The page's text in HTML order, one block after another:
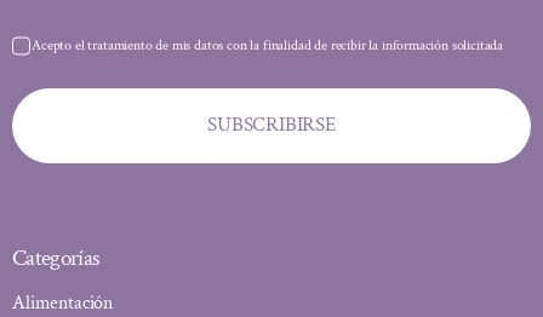
Acepto el tratamiento de mis datos con la finalidad de recibir la información solicitada
SUBSCRIBIRSE
Categorías
Alimentación